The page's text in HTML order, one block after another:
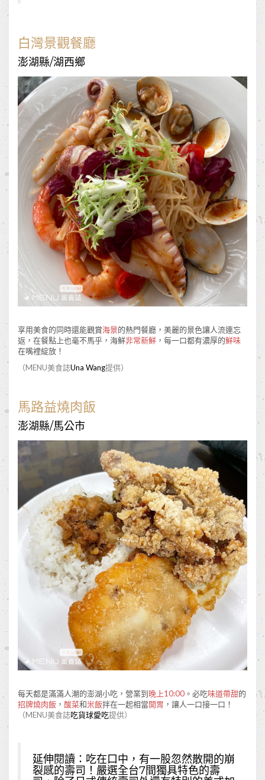
白灣景觀餐廳
澎湖縣/湖西鄉
享用美食的同時還能觀賞海景的熱門餐廳，美麗的景色讓人流連忘
返，在餐點上也毫不馬乎，海鮮非常新鮮 ，每一口都有濃厚的鮮味
在嘴裡綻放！
（MENU美食誌Una Wang提供）
馬路益燒肉飯
澎湖縣/馬公市
每天都是滿滿人潮的澎湖小吃，營業到晚上10:00 。必吃味道帶甜的
招牌燒肉飯 ， 酸菜和米飯拌在一起相當開胃 ，讓人一口接一口！
（MENU美食誌吃貨球愛吃提供）
延伸閱讀： 吃在口中，有一股忽然散開的崩
裂感的壽司！嚴選全台7間獨具特色的壽